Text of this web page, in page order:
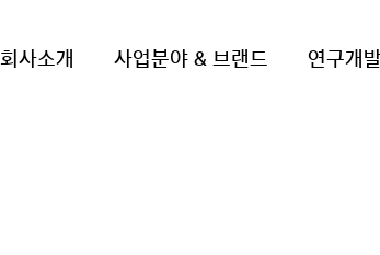
회사소개 사업분야 & 브랜드 연구개